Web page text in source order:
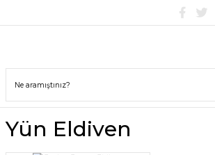
Yün Eldiven